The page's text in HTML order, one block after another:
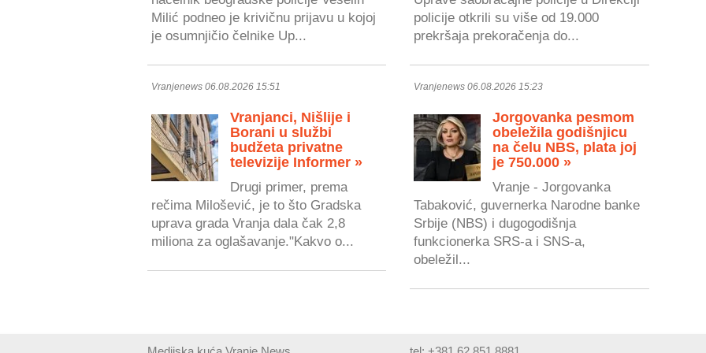
Milić podneo je krivičnu prijavu u kojoj
je osumnjičio čelnike Up...
policije otkrili su više od 19.000
prekršaja prekoračenja do...
Vranjenews 06.08.2026 15:51
Vranjanci, Nišlije i
Borani u službi
budžeta privatne
televizije Informer »
Drugi primer, prema
rečima Milošević, je to što Gradska
uprava grada Vranja dala čak 2,8
miliona za oglašavanje."Kakvo o...
Vranjenews 06.08.2026 15:23
Jorgovanka pesmom
obeležila godišnjicu
na čelu NBS, plata joj
je 750.000 »
Vranje - Jorgovanka
Tabaković, guvernerka Narodne banke
Srbije (NBS) i dugogodišnja
funkcionerka SRS-a i SNS-a,
obeležil...